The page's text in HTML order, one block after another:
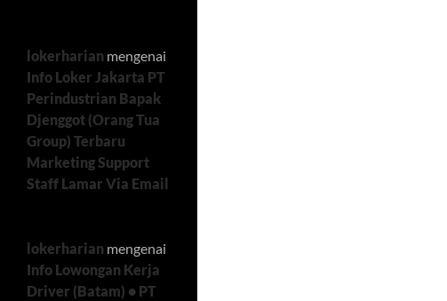
lokerharian mengenai
Info Loker Jakarta PT
Perindustrian Bapak
Djenggot (Orang Tua
Group) Terbaru
Marketing Support
Staff Lamar Via Email
lokerharian mengenai
Info Lowongan Kerja
Driver (Batam) • PT